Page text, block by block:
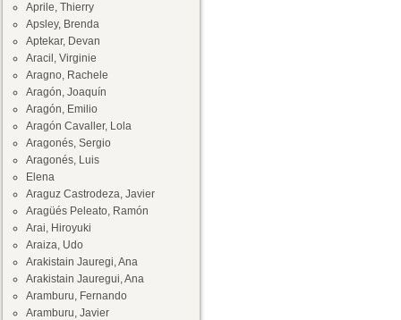
Aprile, Thierry
Apsley, Brenda
Aptekar, Devan
Aracil, Virginie
Aragno, Rachele
Aragón, Joaquín
Aragón, Emilio
Aragón Cavaller, Lola
Aragonés, Sergio
Aragonés, Luis
Elena
Araguz Castrodeza, Javier
Aragüés Peleato, Ramón
Arai, Hiroyuki
Araiza, Udo
Arakistain Jauregi, Ana
Arakistain Jauregui, Ana
Aramburu, Fernando
Aramburu, Javier